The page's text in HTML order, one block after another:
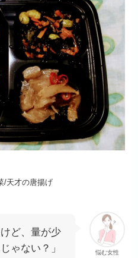
/天才の唐揚げ
悩む女性
ど、量が少
ゃない？」